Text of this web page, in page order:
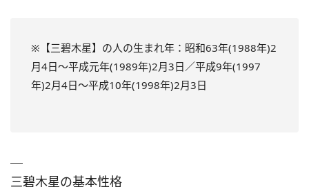
※【三碧木星】の人の生まれ年：昭和63年(1988年)2
月4日～平成元年(1989年)2月3日／平成9年(1997
年)2月4日～平成10年(1998年)2月3日
三碧木星の基本性格